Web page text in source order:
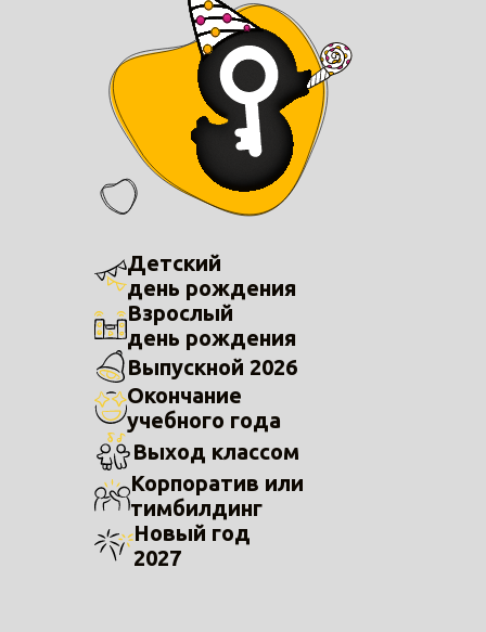
Детский
день рождения
Взрослый
день рождения
Выпускной 2026
Окончание
учебного года
Выход классом
Корпоратив или
тимбилдинг
Новый год
2027